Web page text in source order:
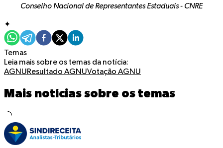
Conselho Nacional de Representantes Estaduais - CNRE
✦
Temas
Leia mais sobre os temas da notícia:
AGNUResultado AGNUVotação AGNU
Mais notícias sobre os temas